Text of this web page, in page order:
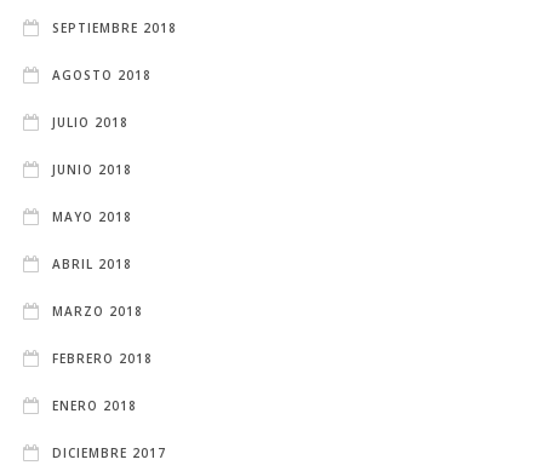
SEPTIEMBRE 2018
AGOSTO 2018
JULIO 2018
JUNIO 2018
MAYO 2018
ABRIL 2018
MARZO 2018
FEBRERO 2018
ENERO 2018
DICIEMBRE 2017